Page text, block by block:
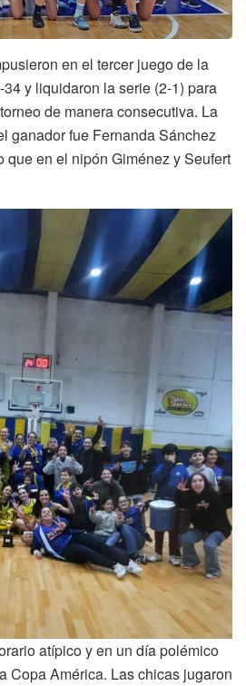
en el tercer juego de la
y liquidaron la serie (2-1) para
de manera consecutiva. La
ganador fue Fernanda Sánchez
que en el nipón Giménez y Seufert
atípico y en un día polémico
Copa América. Las chicas jugaron